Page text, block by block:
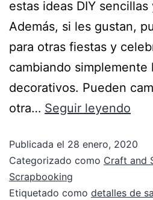
estas ideas DIY
Además, si les gustan,
para otras fiestas y
cambiando simplemente
decorativos. Pueden
otra… Seguir leyendo
Publicada el 28 enero, 2020
Categorizado como Craft and
Scrapbooking
Etiquetado como detalles de